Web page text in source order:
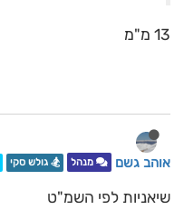
13 מ"מ
אוהב גשם מנהל 🏂 גולש סקי
שיאניות לפי השמ"ט